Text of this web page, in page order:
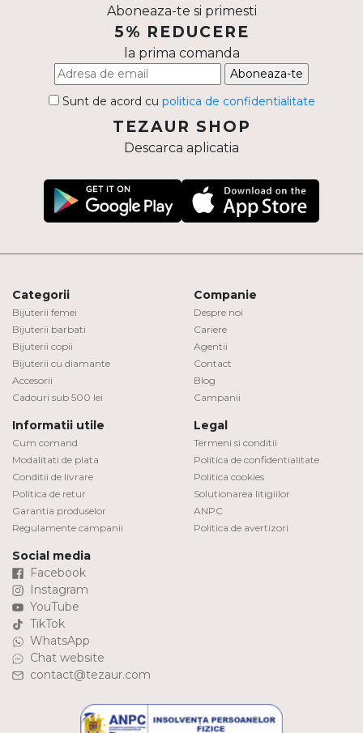
Aboneaza-te si primesti
5% REDUCERE
la prima comanda
Aboneaza-te
Sunt de acord cu politica de confidentialitate
TEZAUR SHOP
Descarca aplicatia
Categorii
Bijuterii femei
Bijuterii barbati
Bijuterii copii
Bijuterii cu diamante
Accesorii
Cadouri sub 500 lei
Companie
Despre noi
Cariere
Agentii
Contact
Blog
Campanii
Informatii utile
Cum comand
Modalitati de plata
Conditii de livrare
Politica de retur
Garantia produselor
Regulamente campanii
Legal
Termeni si conditii
Politica de confidentialitate
Politica cookies
Solutionarea litigiilor
ANPC
Politica de avertizori
Social media
Facebook
Instagram
YouTube
TikTok
WhatsApp
Chat website
contact@tezaur.com